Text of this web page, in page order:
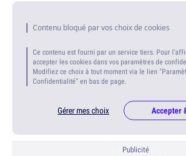
Contenu bloqué par vos choix de cookies
Ce contenu est fourni par un service tiers. Pour
accepter les cookies dans vos paramètres de
Modifiez ce choix à tout moment via le lien
Confidentialité" en bas de page.
Gérer mes choix Accepter
Publicité